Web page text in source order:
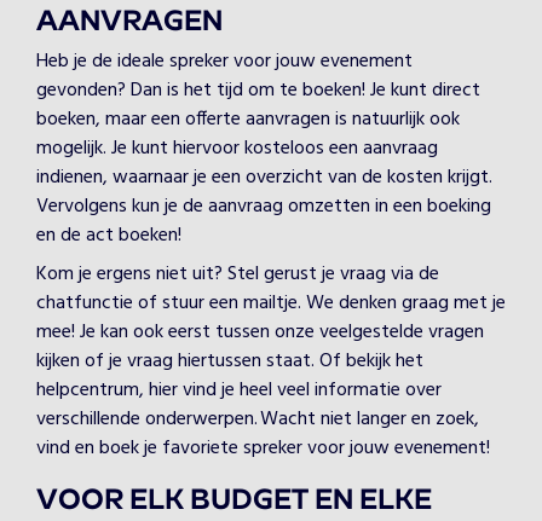
AANVRAGEN
Heb je de ideale spreker voor jouw evenement
gevonden? Dan is het tijd om te boeken! Je kunt direct
boeken, maar een offerte aanvragen is natuurlijk ook
mogelijk. Je kunt hiervoor kosteloos een aanvraag
indienen, waarnaar je een overzicht van de kosten krijgt.
Vervolgens kun je de aanvraag omzetten in een boeking
en de act boeken!
Kom je ergens niet uit? Stel gerust je vraag via de
chatfunctie of stuur een mailtje. We denken graag met je
mee! Je kan ook eerst tussen onze veelgestelde vragen
kijken of je vraag hiertussen staat. Of bekijk het
helpcentrum, hier vind je heel veel informatie over
verschillende onderwerpen. Wacht niet langer en zoek,
vind en boek je favoriete spreker voor jouw evenement!
VOOR ELK BUDGET EN ELKE